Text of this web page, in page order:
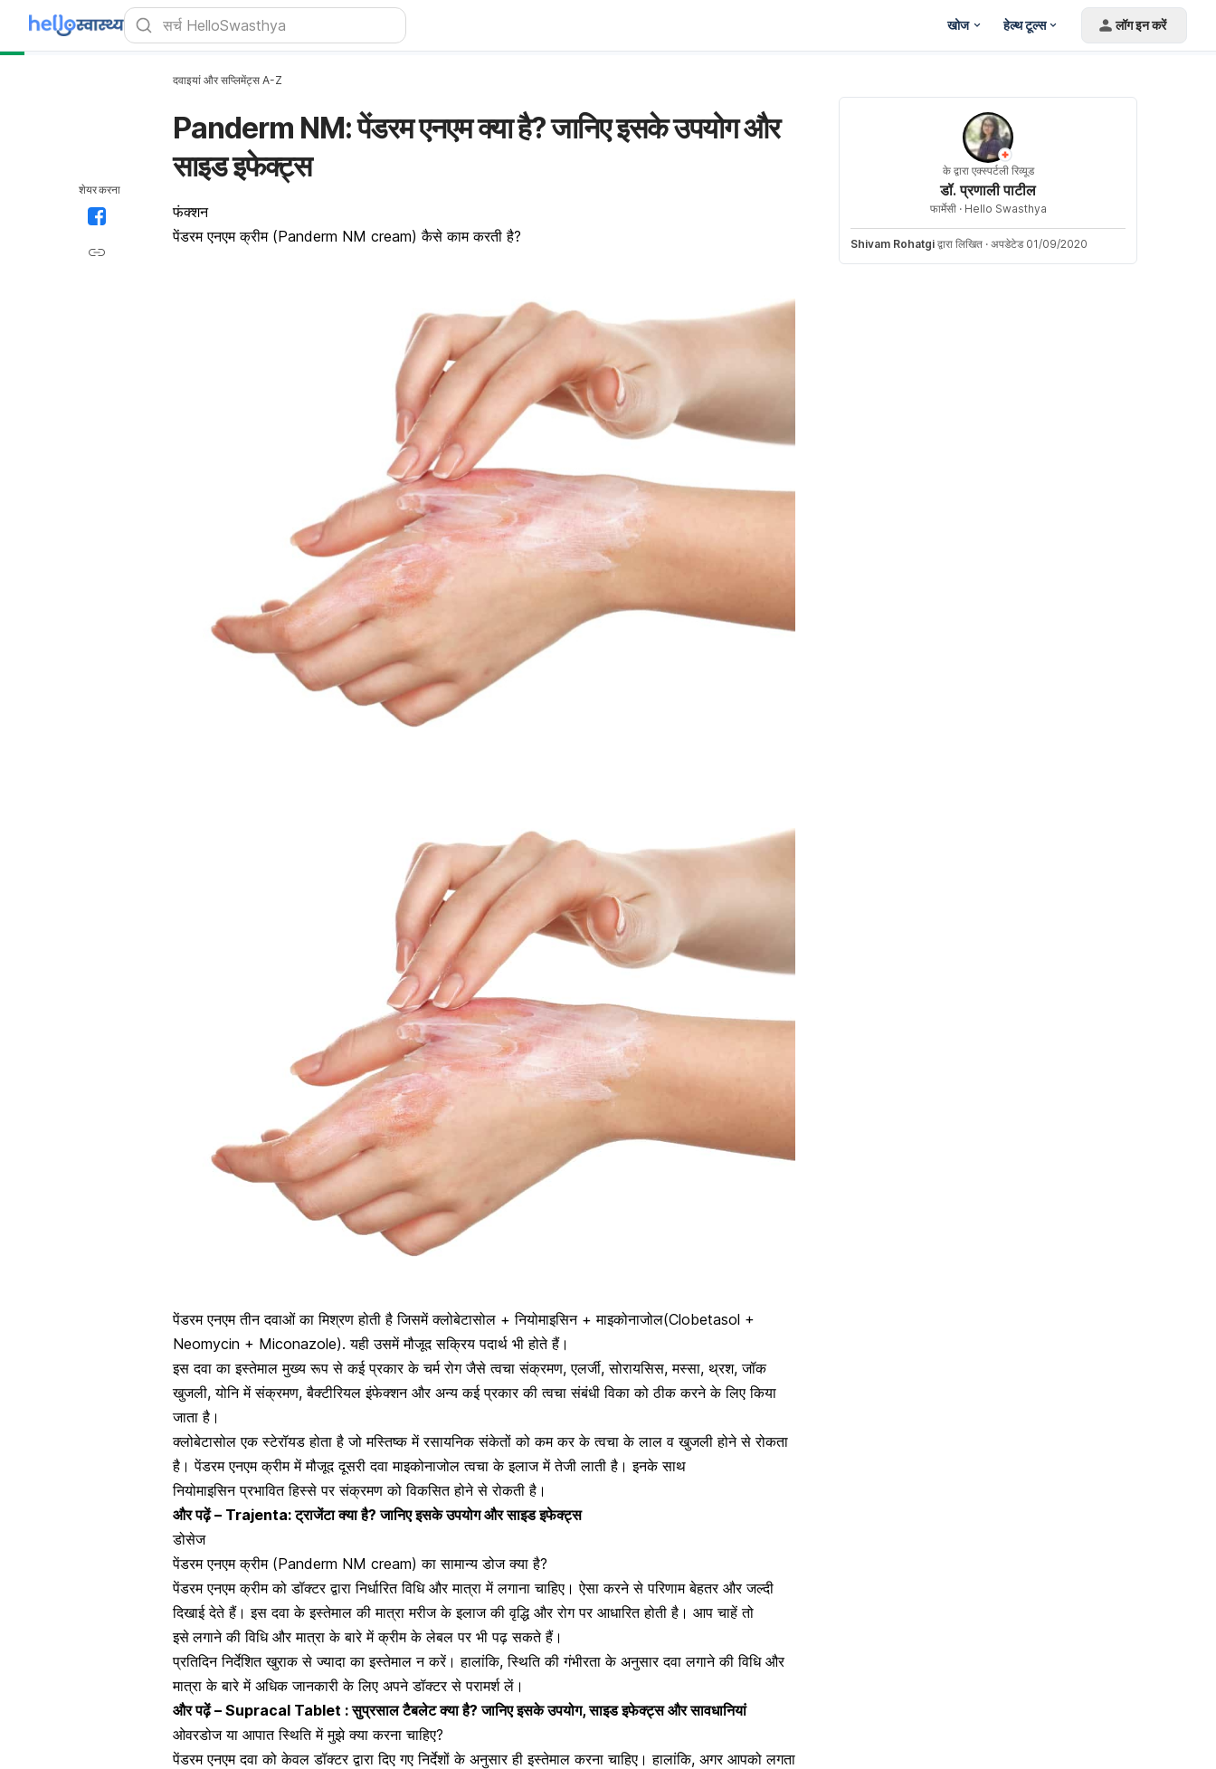
खोज हेल्थ टूल्स लॉग इन करें
शेयर करना
दवाइयां और सप्लिमेंट्स A-Z
Panderm NM: पेंडरम एनएम क्या है? जानिए इसके उपयोग और
साइड इफेक्ट्स
फंक्शन
पेंडरम एनएम क्रीम (Panderm NM cream) कैसे काम करती है?
पेंडरम एनएम तीन दवाओं का मिश्रण होती है जिसमें क्लोबेटासोल + नियोमाइसिन +माइकोनाजोल(Clobetasol +
Neomycin + Miconazole). यही उसमें मौजूद सक्रिय पदार्थ भी होते हैं।
इस दवा का इस्तेमाल मुख्य रूप से कई प्रकार के चर्म रोग जैसे त्वचा संक्रमण, एलर्जी, सोरायसिस, मस्सा, थ्रश, जॉक
खुजली, योनि में संक्रमण, बैक्टीरियल इंफेक्शन और अन्य कई प्रकार की त्वचा संबंधी विका को ठीक करने के लिए किया
जाता है।
क्लोबेटासोल एक स्टेरॉयड होता है जो मस्तिष्क में रसायनिक संकेतों को कम कर के त्वचा के लाल व खुजली होने से रोकता
है। पेंडरम एनएम क्रीम में मौजूद दूसरी दवा माइकोनाजोल त्वचा के इलाज में तेजी लाती है। इनके साथ
नियोमाइसिन प्रभावित हिस्से पर संक्रमण को विकसित होने से रोकती है।
और पढ़ें – Trajenta: ट्राजेंटा क्या है? जानिए इसके उपयोग और साइड इफेक्ट्स
डोसेज
पेंडरम एनएम क्रीम (Panderm NM cream) का सामान्य डोज क्या है?
पेंडरम एनएम क्रीम को डॉक्टर द्वारा निर्धारित विधि और मात्रा में लगाना चाहिए। ऐसा करने से परिणाम बेहतर और जल्दी
दिखाई देते हैं। इस दवा के इस्तेमाल की मात्रा मरीज के इलाज की वृद्धि और रोग पर आधारित होती है। आप चाहें तो
इसे लगाने की विधि और मात्रा के बारे में क्रीम के लेबल पर भी पढ़ सकते हैं।
प्रतिदिन निर्देशित खुराक से ज्यादा का इस्तेमाल न करें। हालांकि, स्थिति की गंभीरता के अनुसार दवा लगाने की विधि और
मात्रा के बारे में अधिक जानकारी के लिए अपने डॉक्टर से परामर्श लें।
और पढ़ें – Supracal Tablet : सुप्रसाल टैबलेट क्या है? जानिए इसके उपयोग, साइड इफेक्ट्स और सावधानियां
ओवरडोज या आपात स्थिति में मुझे क्या करना चाहिए?
पेंडरम एनएम दवा को केवल डॉक्टर द्वारा दिए गए निर्देशों के अनुसार ही इस्तेमाल करना चाहिए। हालांकि, अगर आपको लगता
के द्वारा एक्स्पर्टली रिव्यूड
डॉ. प्रणाली पाटील
फार्मेसी · Hello Swasthya
Shivam Rohatgi द्वारा लिखित · अपडेटेड 01/09/2020